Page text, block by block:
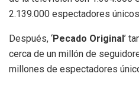
2.139.000 espectadores
Después, ‘Pecado Original’
cerca de un millón de
millones de espectadores